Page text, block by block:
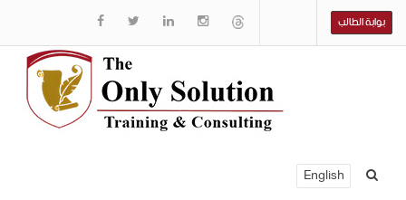
بوابة الطالب
English